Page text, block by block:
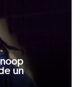
un